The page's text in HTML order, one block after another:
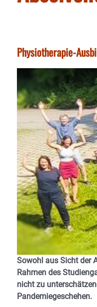
Physiotherapie-
Sowohl aus Sicht der
Rahmen des
nicht zu
Pandemiegeschehen.